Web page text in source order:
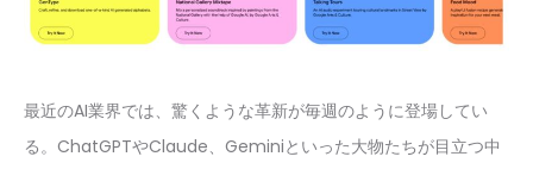
最近のAI業界では、驚くような革新が毎週のように登場してい
る。ChatGPTやClaude、Geminiといった大物たちが目立つ中